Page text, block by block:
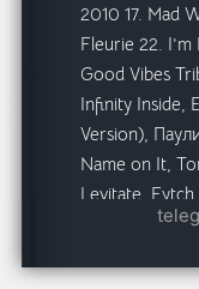
2010 17. Mad
Fleurie 22.
Good Vibes
Infinity Inside,
Version),
Name on It,
Levitate, Fytch